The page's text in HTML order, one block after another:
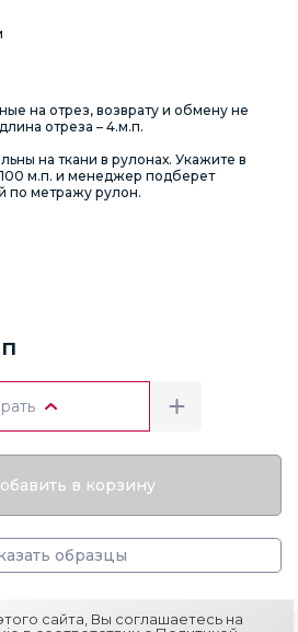
на отрез, возврату и обмену не
отреза – 4.м.п.
на ткани в рулонах. Укажите в
м.п. и менеджер подберет
по метражу рулон.
в корзину
образцы
сайта, Вы соглашаетесь на